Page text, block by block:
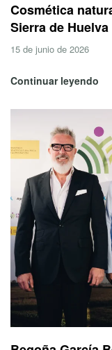
Cosmética
Sierra de Huelva
15 de junio de 2026
Continuar leyendo